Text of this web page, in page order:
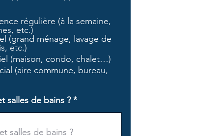
i
a
o
i
régulière (à la semaine,
etc.)
(grand ménage, lavage de
etc.)
(maison, condo, chalet…)
(aire commune, bureau,
salles de bains ?